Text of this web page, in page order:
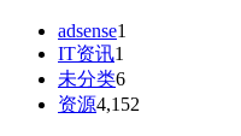
adsense1
IT资讯1
未分类6
资源4,152